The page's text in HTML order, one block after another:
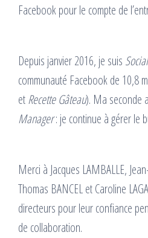
Facebook pour le compte de
Depuis janvier 2016, je suis
communauté Facebook de 10,8
etRecette Gâteau). Ma seconde
Manager: je continue à gérer le
Merci à Jacques LAMBALLE,
Thomas BANCEL et Caroline
directeurs pour leur confiance
de collaboration.